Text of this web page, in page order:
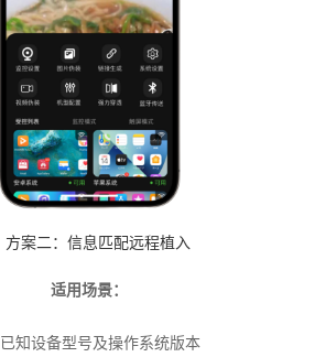
方案二：信息匹配远程植入
适用场景：
已知设备型号及操作系统版本